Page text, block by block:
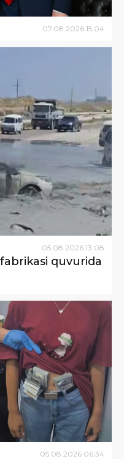
07.08.2026 15:04
05.08.2026 13:08
quvurida
05 08 2026 06:34